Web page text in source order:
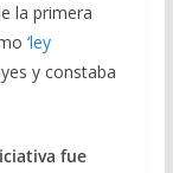
la primera
‘ley
y constaba
fue